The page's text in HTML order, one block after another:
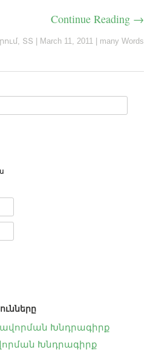
Continue Reading →
, ՏՏ March 11, 2011 many Words
Խնդրագիրք
Խնդրագիրք